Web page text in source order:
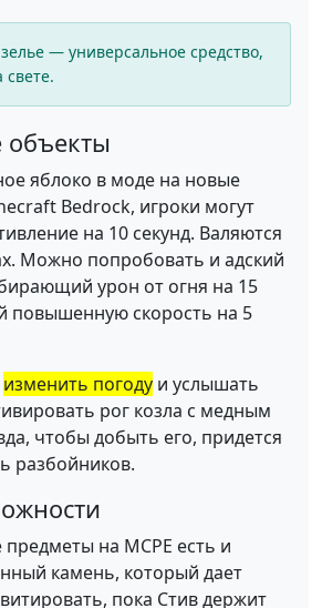
— универсальное средство,
свете.
объекты
яблоко в моде на новые
Bedrock, игроки могут
на 10 секунд. Валяются
Можно попробовать и адский
урон от огня на 15
повышенную скорость на 5
изменить погоду и услышать
рог козла с медным
чтобы добыть его, придется
разбойников.
на MCPE есть и
камень, который дает
пока Стив держит